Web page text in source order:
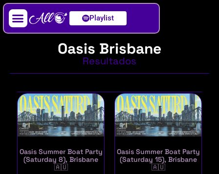
Playlist
Oasis Brisbane
Resultados
Oasis Summer Boat Party
(Saturday 8), Brisbane
🇦🇺
Oasis Summer Boat Party
(Saturday 15), Brisbane
🇦🇺